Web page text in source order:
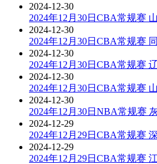
2024-12-30
2024年12月30日CBA常规赛
2024-12-30
2024年12月30日CBA常规赛
2024-12-30
2024年12月30日CBA常规赛
2024-12-30
2024年12月30日CBA常规赛
2024-12-30
2024年12月30日NBA常规赛
2024-12-29
2024年12月29日CBA常规赛
2024-12-29
2024年12月29日CBA常规赛